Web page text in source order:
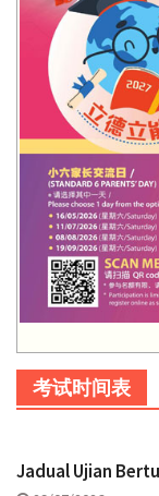
考试时间表
Jadual Ujian